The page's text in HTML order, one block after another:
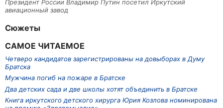
Президент России Владимир Путин посетил Иркутский
авиационный завод
Сюжеты
САМОЕ ЧИТАЕМОЕ
Четверо кандидатов зарегистрированы на довыборах в Думу
Братска
Мужчина погиб на пожаре в Братске
Два детских сада и две школы хотят объединить в Братске
Книга иркутского детского хирурга Юрия Козлова номинирована